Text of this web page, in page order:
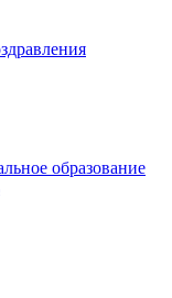
образование